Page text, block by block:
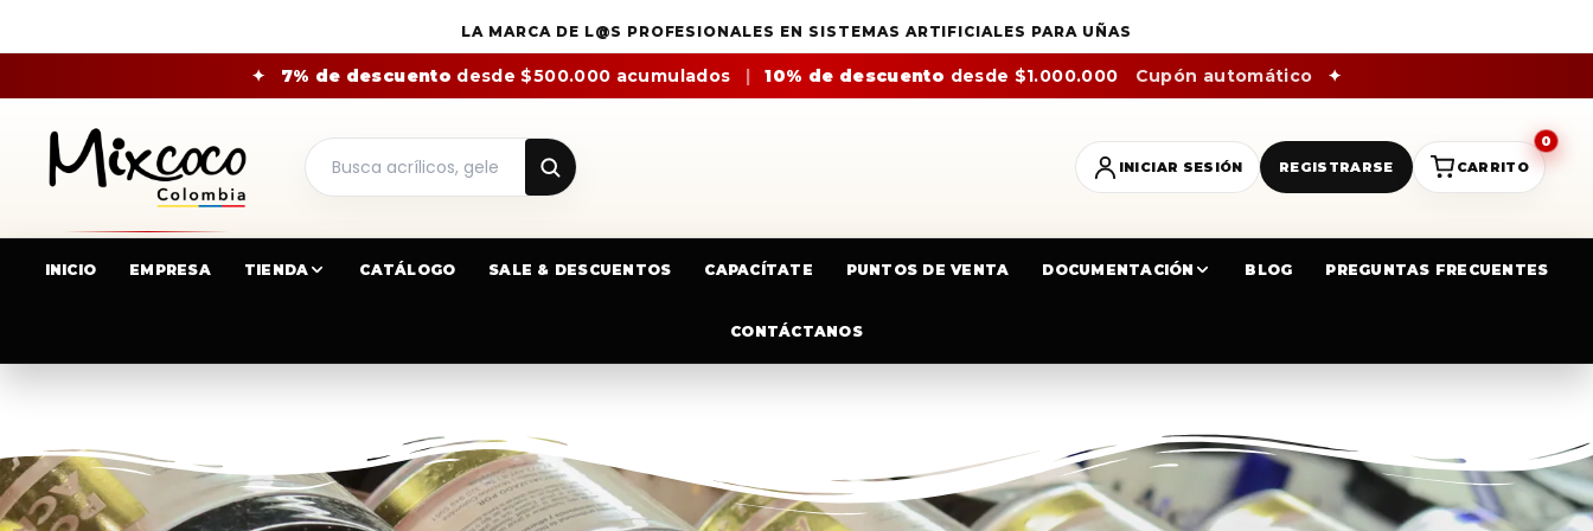
LA MARCA DE L@S PROFESIONALES EN SISTEMAS ARTIFICIALES PARA UÑAS
✦ 7% de descuento desde $500.000 acumulados | 10% de descuento desde $1.000.000 Cupón automático ✦
INICIAR SESIÓN REGISTRARSE
0
CARRITO
INICIO EMPRESA TIENDA CATÁLOGO SALE & DESCUENTOS CAPACÍTATE PUNTOS DE VENTA DOCUMENTACIÓN BLOG PREGUNTAS FRECUENTES
CONTÁCTANOS